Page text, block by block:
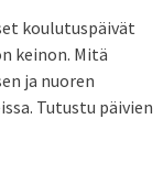
koulutuspäivät
keinon. Mitä
ja nuoren
Tutustu päivien